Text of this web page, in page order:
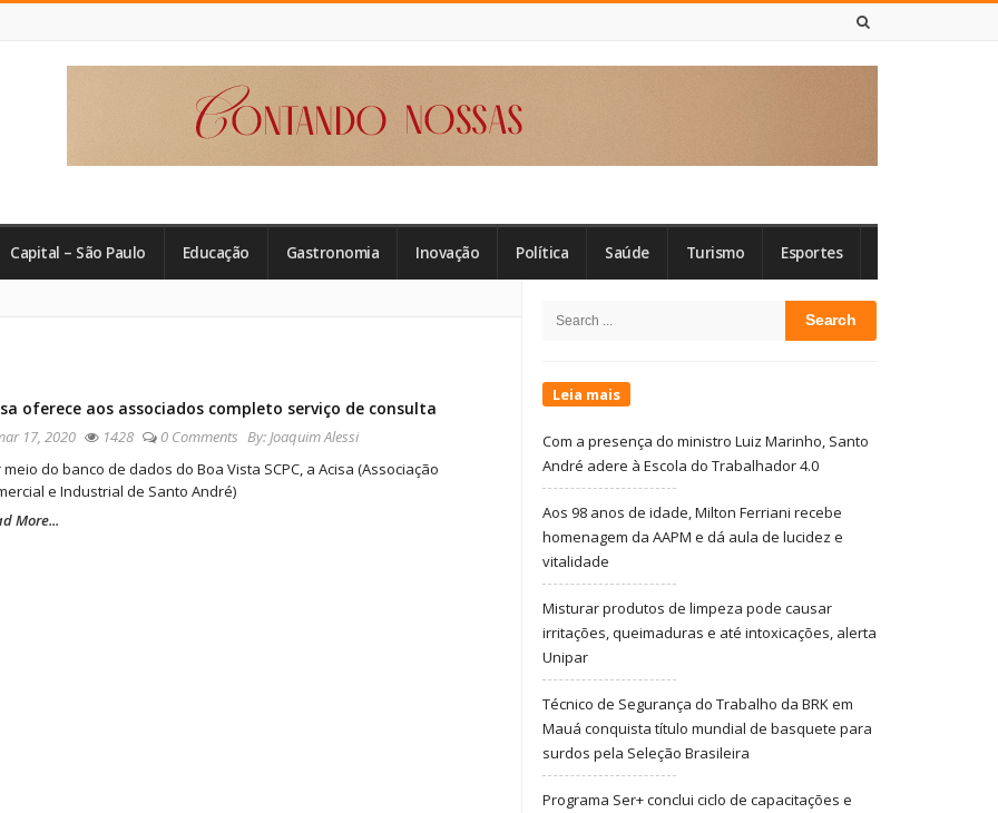
Capital – São Paulo Educação Gastronomia Inovação Política Saúde Turismo Esportes
oferece aos associados completo serviço de consulta
17, 2020 1428 0 Comments By: Joaquim Alessi
meio do banco de dados do Boa Vista SCPC, a Acisa (Associação
e Industrial de Santo André)
More...
Sidebar
Search
Leia mais
Com a presença do ministro Luiz Marinho, Santo
André adere à Escola do Trabalhador 4.0
Aos 98 anos de idade, Milton Ferriani recebe
homenagem da AAPM e dá aula de lucidez e
vitalidade
Misturar produtos de limpeza pode causar
irritações, queimaduras e até intoxicações, alerta
Unipar
Técnico de Segurança do Trabalho da BRK em
Mauá conquista título mundial de basquete para
surdos pela Seleção Brasileira
Programa Ser+ conclui ciclo de capacitações e